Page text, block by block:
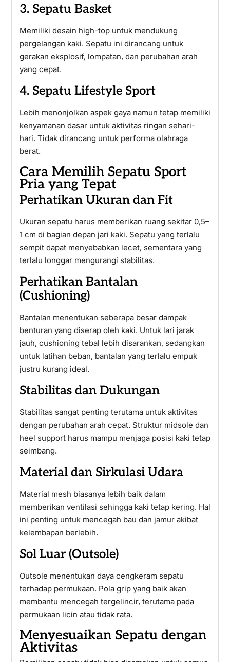
3. Sepatu Basket
Memiliki desain high-top untuk mendukung
pergelangan kaki. Sepatu ini dirancang untuk
gerakan eksplosif, lompatan, dan perubahan arah
yang cepat.
4. Sepatu Lifestyle Sport
Lebih menonjolkan aspek gaya namun tetap memiliki
kenyamanan dasar untuk aktivitas ringan sehari-
hari. Tidak dirancang untuk performa olahraga
berat.
Cara Memilih Sepatu Sport
Pria yang Tepat
Perhatikan Ukuran dan Fit
Ukuran sepatu harus memberikan ruang sekitar 0,5–
1 cm di bagian depan jari kaki. Sepatu yang terlalu
sempit dapat menyebabkan lecet, sementara yang
terlalu longgar mengurangi stabilitas.
Perhatikan Bantalan
(Cushioning)
Bantalan menentukan seberapa besar dampak
benturan yang diserap oleh kaki. Untuk lari jarak
jauh, cushioning tebal lebih disarankan, sedangkan
untuk latihan beban, bantalan yang terlalu empuk
justru kurang ideal.
Stabilitas dan Dukungan
Stabilitas sangat penting terutama untuk aktivitas
dengan perubahan arah cepat. Struktur midsole dan
heel support harus mampu menjaga posisi kaki tetap
seimbang.
Material dan Sirkulasi Udara
Material mesh biasanya lebih baik dalam
memberikan ventilasi sehingga kaki tetap kering. Hal
ini penting untuk mencegah bau dan jamur akibat
kelembapan berlebih.
Sol Luar (Outsole)
Outsole menentukan daya cengkeram sepatu
terhadap permukaan. Pola grip yang baik akan
membantu mencegah tergelincir, terutama pada
permukaan licin atau tidak rata.
Menyesuaikan Sepatu dengan
Aktivitas